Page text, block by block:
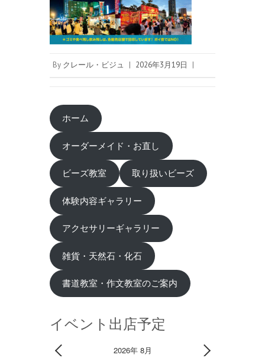
By クレール・ビジュ | 2026年3月19日 |
ホーム
オーダーメイド・お直し
ビーズ教室 取り扱いビーズ
体験内容ギャラリー
アクセサリーギャラリー
雑貨・天然石・化石
書道教室・作文教室のご案内
イベント出店予定
2026年 8月